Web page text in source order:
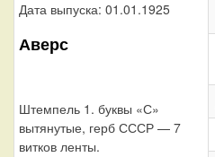
Дата выпуска: 01.01.1925
Аверс
Штемпель 1. буквы «С»
вытянутые, герб СССР — 7
витков ленты.